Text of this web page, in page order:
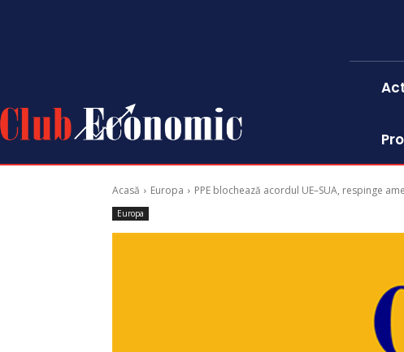
Acasă Europa PPE blochează acordul UE–SUA, respinge
Europa